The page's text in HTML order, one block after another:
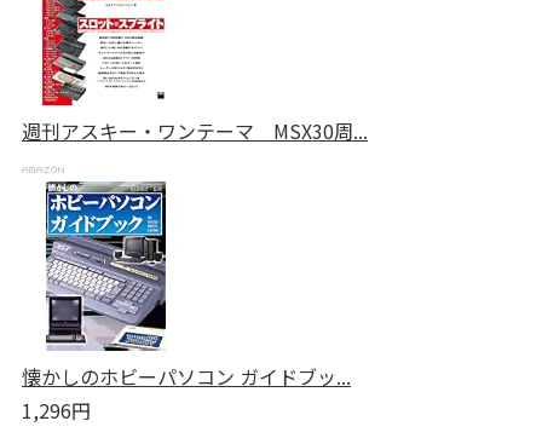
週刊アスキー・ワンテーマ MSX30周...
懐かしのホビーパソコン ガイドブッ...
1,296円